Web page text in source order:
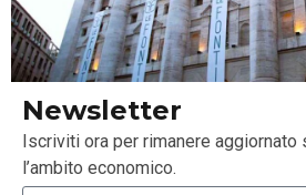
Newsletter
Iscriviti ora per rimanere
l’ambito economico.